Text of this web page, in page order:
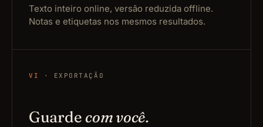
Texto inteiro online, versão reduzida offline.
Notas e etiquetas nos mesmos resultados.
VI · EXPORTAÇÃO
Guardecom você.